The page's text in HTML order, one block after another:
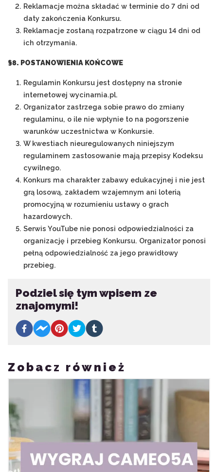
Reklamacje można składać w terminie do 7 dni od
daty zakończenia Konkursu.
Reklamacje zostaną rozpatrzone w ciągu 14 dni od
ich otrzymania.
§8. POSTANOWIENIA KOŃCOWE
Regulamin Konkursu jest dostępny na stronie
internetowej wycinarnia.pl.
Organizator zastrzega sobie prawo do zmiany
regulaminu, o ile nie wpłynie to na pogorszenie
warunków uczestnictwa w Konkursie.
W kwestiach nieuregulowanych niniejszym
regulaminem zastosowanie mają przepisy Kodeksu
cywilnego.
Konkurs ma charakter zabawy edukacyjnej i nie jest
grą losową, zakładem wzajemnym ani loterią
promocyjną w rozumieniu ustawy o grach
hazardowych.
Serwis YouTube nie ponosi odpowiedzialności za
organizację i przebieg Konkursu. Organizator ponosi
pełną odpowiedzialność za jego prawidłowy
przebieg.
Podziel się tym wpisem ze
znajomymi!
Zobacz również